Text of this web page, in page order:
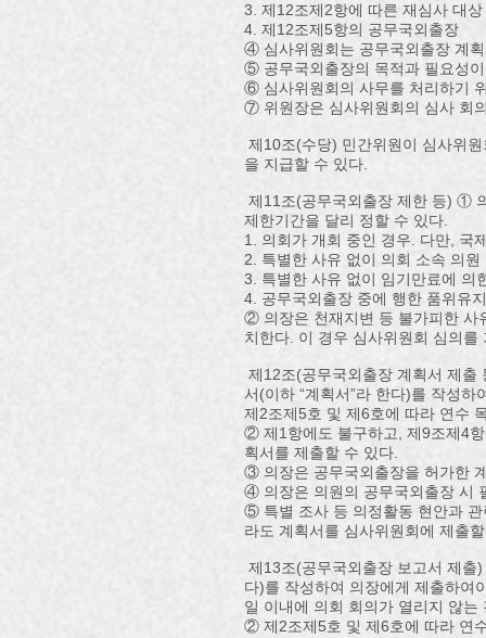
3. 제12조제2항에 따른 재심사 대상
4. 제12조제5항의 공무국외출장
④ 심사위원회는 공무국외출장 계
⑤ 공무국외출장의 목적과 필요성
⑥ 심사위원회의 사무를 처리하기
⑦ 위원장은 심사위원회의 심사 회
제10조(수당) 민간위원이 심사위
을 지급할 수 있다.
제11조(공무국외출장 제한 등) ①
제한기간을 달리 정할 수 있다.
1. 의회가 개회 중인 경우. 다만, 국
2. 특별한 사유 없이 의회 소속 의
3. 특별한 사유 없이 임기만료에 의
4. 공무국외출장 중에 행한 품위유
② 의장은 천재지변 등 불가피한 사
치한다. 이 경우 심사위원회 심의
제12조(공무국외출장 계획서 제
서(이하 “계획서”라 한다)를 작성
제2조제5호 및 제6호에 따라 연수
② 제1항에도 불구하고, 제9조제4
획서를 제출할 수 있다.
③ 의장은 공무국외출장을 허가한
④ 의장은 의원의 공무국외출장 시
⑤ 특별 조사 등 의정활동 현안과 관
라도 계획서를 심사위원회에 제출
제13조(공무국외출장 보고서 제출
다)를 작성하여 의장에게 제출하여
일 이내에 의회 회의가 열리지 않
② 제2조제5호 및 제6호에 따라 연